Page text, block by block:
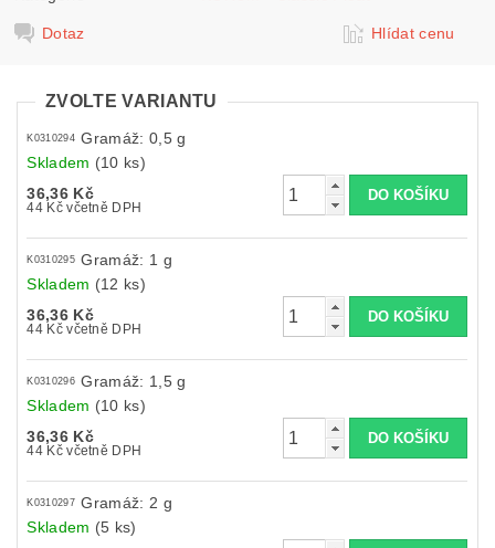
Dotaz Hlídat cenu
ZVOLTE VARIANTU
K0310294 Gramáž: 0,5 g
Skladem (10 ks)
36,36 Kč
44 Kč včetně DPH
K0310295 Gramáž: 1 g
Skladem (12 ks)
36,36 Kč
44 Kč včetně DPH
K0310296 Gramáž: 1,5 g
Skladem (10 ks)
36,36 Kč
44 Kč včetně DPH
K0310297 Gramáž: 2 g
Skladem (5 ks)